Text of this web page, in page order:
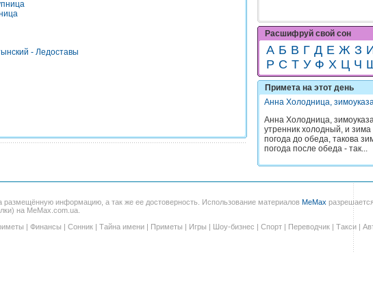
- Ледоставы
Расшифруй свой сон
А Б В Г Д Е Ж З
Р С Т У Ф Х Ц Ч
Примета на этот день
Анна Холодница,
Анна Холодница,
утренник холодный, и
погода до обеда, такова
погода после обеда - так...
размещённую информацию, а так же ее достоверность. Использование материалов MeMax
на MeMax.com.ua.
| Финансы | Сонник | Тайна имени | Приметы | Игры | Шоу-бизнес | Спорт | Переводчик | Такси |